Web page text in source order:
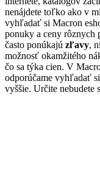
nenájdete toľko ako v
vyhľadať si Macron
ponuky a ceny rôznych
často ponúkajú zľavy,
možnosť okamžitého
čo sa týka cien. V
odporúčame vyhľadať
vyššie. Určite nebudete